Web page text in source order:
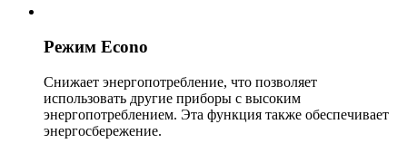
Режим Еcono
Снижает энергопотребление, что позволяет
использовать другие приборы с высоким
энергопотреблением. Эта функция также обеспечивает
энергосбережение.